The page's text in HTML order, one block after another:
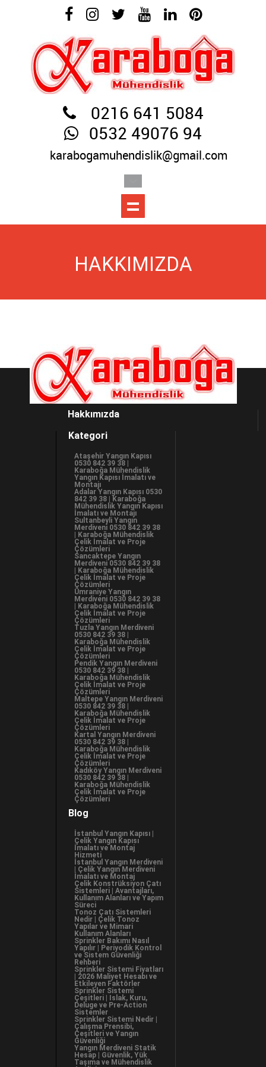
0216 641 5084
0532 49076 94
karabogamuhendislik@gmail.com
HAKKIMIZDA
Hakkımızda
Kategori
Ataşehir Yangın Kapısı
0530 842 39 38 |
Karaboğa Mühendislik
Yangın Kapısı İmalatı ve
Montajı
Adalar Yangın Kapısı 0530
842 39 38 | Karaboğa
Mühendislik Yangın Kapısı
İmalatı ve Montajı
Sultanbeyli Yangın
Merdiveni 0530 842 39 38
| Karaboğa Mühendislik
Çelik İmalat ve Proje
Çözümleri
Sancaktepe Yangın
Merdiveni 0530 842 39 38
| Karaboğa Mühendislik
Çelik İmalat ve Proje
Çözümleri
Ümraniye Yangın
Merdiveni 0530 842 39 38
| Karaboğa Mühendislik
Çelik İmalat ve Proje
Çözümleri
Tuzla Yangın Merdiveni
0530 842 39 38 |
Karaboğa Mühendislik
Çelik İmalat ve Proje
Çözümleri
Pendik Yangın Merdiveni
0530 842 39 38 |
Karaboğa Mühendislik
Çelik İmalat ve Proje
Çözümleri
Maltepe Yangın Merdiveni
0530 842 39 38 |
Karaboğa Mühendislik
Çelik İmalat ve Proje
Çözümleri
Kartal Yangın Merdiveni
0530 842 39 38 |
Karaboğa Mühendislik
Çelik İmalat ve Proje
Çözümleri
Kadıköy Yangın Merdiveni
0530 842 39 38 |
Karaboğa Mühendislik
Çelik İmalat ve Proje
Çözümleri
Blog
İstanbul Yangın Kapısı |
Çelik Yangın Kapısı
İmalatı ve Montaj
Hizmeti
İstanbul Yangın Merdiveni
| Çelik Yangın Merdiveni
İmalatı ve Montaj
Çelik Konstrüksiyon Çatı
Sistemleri | Avantajları,
Kullanım Alanları ve Yapım
Süreci
Tonoz Çatı Sistemleri
Nedir | Çelik Tonoz
Yapılar ve Mimari
Kullanım Alanları
Sprinkler Bakımı Nasıl
Yapılır | Periyodik Kontrol
ve Sistem Güvenliği
Rehberi
Sprinkler Sistemi Fiyatları
| 2026 Maliyet Hesabı ve
Etkileyen Faktörler
Sprinkler Sistemi
Çeşitleri | Islak, Kuru,
Deluge ve Pre-Action
Sistemler
Sprinkler Sistemi Nedir |
Çalışma Prensibi,
Çeşitleri ve Yangın
Güvenliği
Yangın Merdiveni Statik
Hesap | Güvenlik, Yük
Taşıma ve Mühendislik